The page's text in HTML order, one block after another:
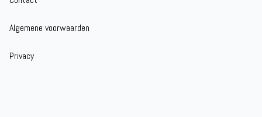
Algemene voorwaarden
Privacy